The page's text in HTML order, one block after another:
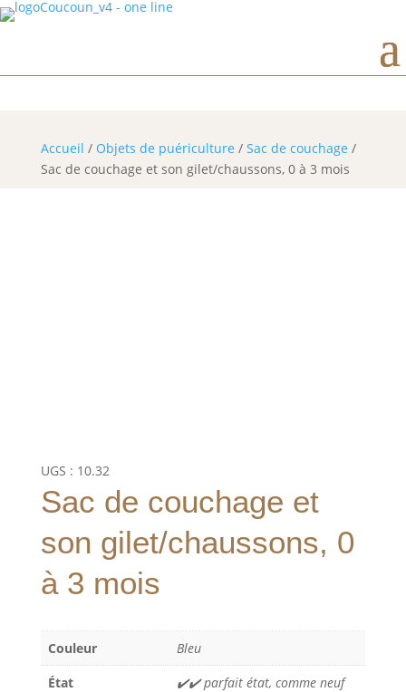
Accueil / Objets de puériculture / Sac de couchage /
Sac de couchage et son gilet/chaussons, 0 à 3 mois
UGS : 10.32
Sac de couchage et
son gilet/chaussons, 0
à 3 mois
Couleur
Bleu
État
✔️✔️ parfait état, comme neuf